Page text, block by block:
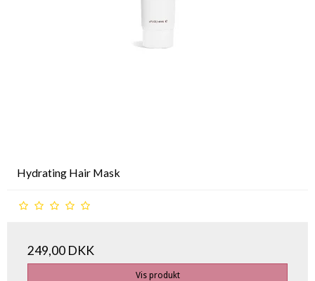
Hydrating Hair Mask
249,00 DKK
Vis produkt